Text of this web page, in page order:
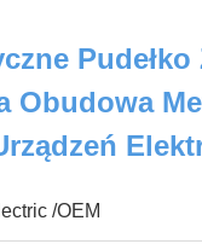
Pudełko
Obudowa
/OEM